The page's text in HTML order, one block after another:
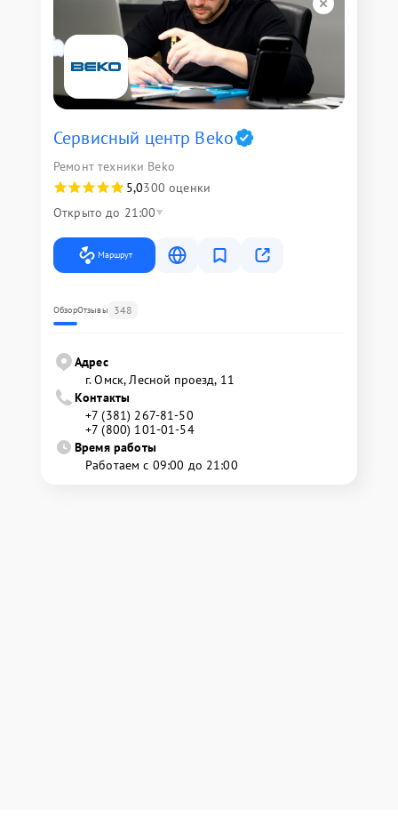
Сервисный центр Beko
Ремонт техники Beko
5,0300 оценки
Открыто до 21:00
Маршрут
ОбзорОтзывы 348
Адрес
г. Омск, ​Лесной проезд, 11
Контакты
+7 (381) 267-81-50
+7 (800) 101-01-54
Время работы
Работаем с 09:00 до 21:00